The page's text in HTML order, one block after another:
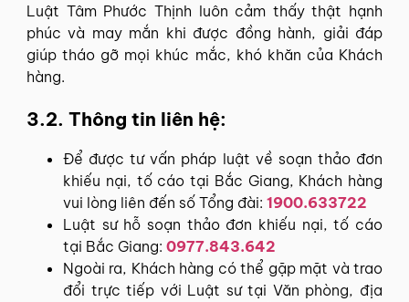
Luật Tâm Phước Thịnh luôn cảm thấy thật hạnh
phúc và may mắn khi được đồng hành, giải đáp
giúp tháo gỡ mọi khúc mắc, khó khăn của Khách
hàng.
3.2. Thông tin liên hệ:
Để được tư vấn pháp luật về soạn thảo đơn
khiếu nại, tố cáo tại Bắc Giang, Khách hàng
vui lòng liên đến số Tổng đài: 1900.633722
Luật sư hỗ soạn thảo đơn khiếu nại, tố cáo
tại Bắc Giang: 0977.843.642
Ngoài ra, Khách hàng có thể gặp mặt và trao
đổi trực tiếp với Luật sư tại Văn phòng, địa